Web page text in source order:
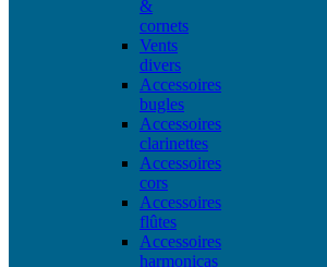
&
cornets
Vents
divers
Accessoires
bugles
Accessoires
clarinettes
Accessoires
cors
Accessoires
flûtes
Accessoires
harmonicas